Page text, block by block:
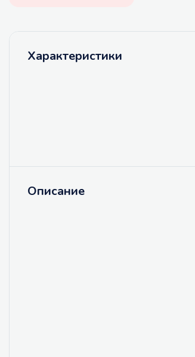
Характеристики
Описание